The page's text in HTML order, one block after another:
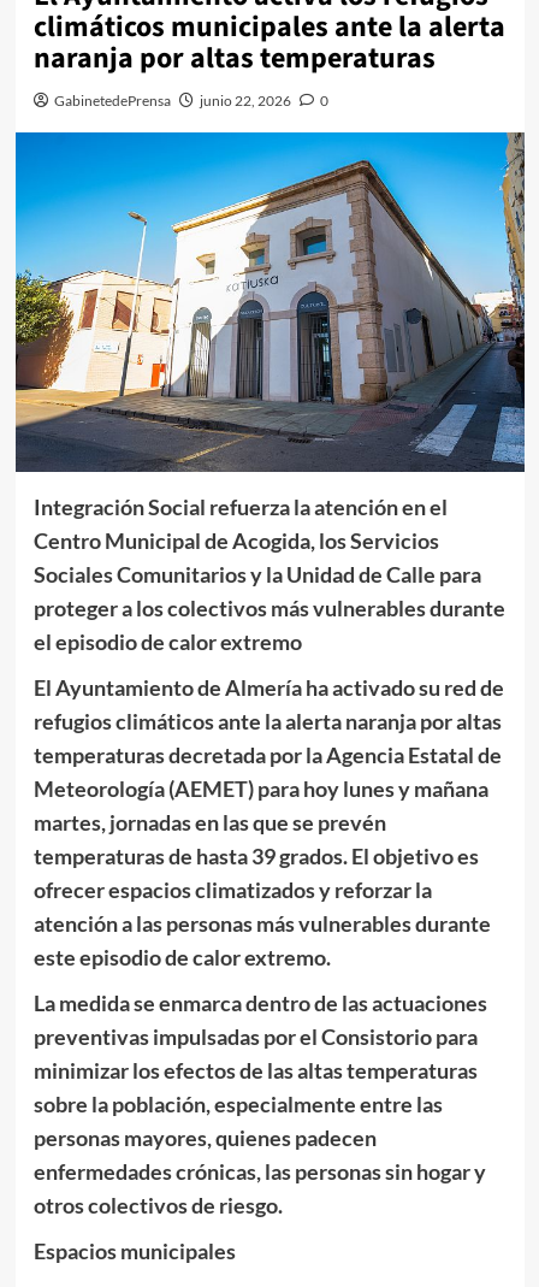
climáticos municipales ante la alerta
naranja por altas temperaturas
GabinetedePrensa junio 22, 2026 0
Integración Social refuerza la atención en el
Centro Municipal de Acogida, los Servicios
Sociales Comunitarios y la Unidad de Calle para
proteger a los colectivos más vulnerables durante
el episodio de calor extremo
El Ayuntamiento de Almería ha activado su red de
refugios climáticos ante la alerta naranja por altas
temperaturas decretada por la Agencia Estatal de
Meteorología (AEMET) para hoy lunes y mañana
martes, jornadas en las que se prevén
temperaturas de hasta 39 grados. El objetivo es
ofrecer espacios climatizados y reforzar la
atención a las personas más vulnerables durante
este episodio de calor extremo.
La medida se enmarca dentro de las actuaciones
preventivas impulsadas por el Consistorio para
minimizar los efectos de las altas temperaturas
sobre la población, especialmente entre las
personas mayores, quienes padecen
enfermedades crónicas, las personas sin hogar y
otros colectivos de riesgo.
Espacios municipales